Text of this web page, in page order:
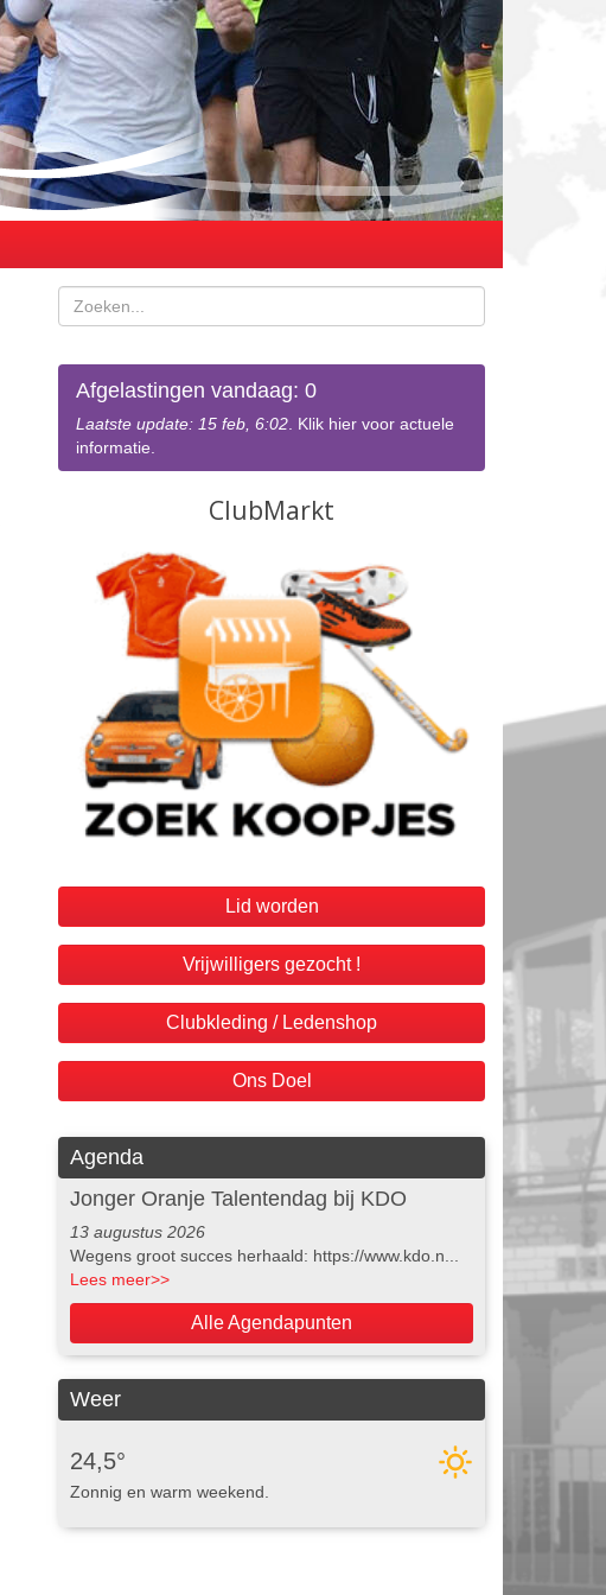
Afgelastingen vandaag: 0
Laatste update: 15 feb, 6:02 . Klik hier voor actuele
informatie.
Lid worden
Vrijwilligers gezocht !
Clubkleding / Ledenshop
Ons Doel
Agenda
Jonger Oranje Talentendag bij KDO
13 augustus 2026
Wegens groot succes herhaald: https://www.kdo.n...
Lees meer>>
Alle Agendapunten
Weer
24,5°
Zonnig en warm weekend